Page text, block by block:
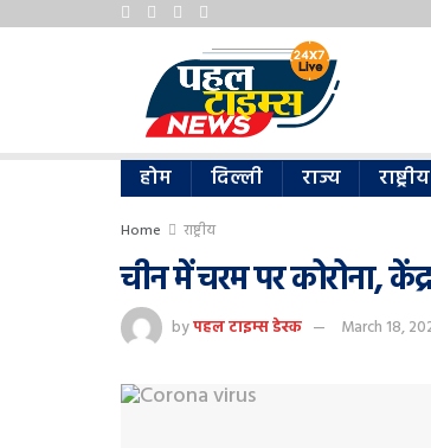
होम दिल्ली राज्य राष्ट्रीय
Home राष्ट्रीय
चीन में चरम पर कोरोना,
byपहल टाइम्स डेस्क March 18,